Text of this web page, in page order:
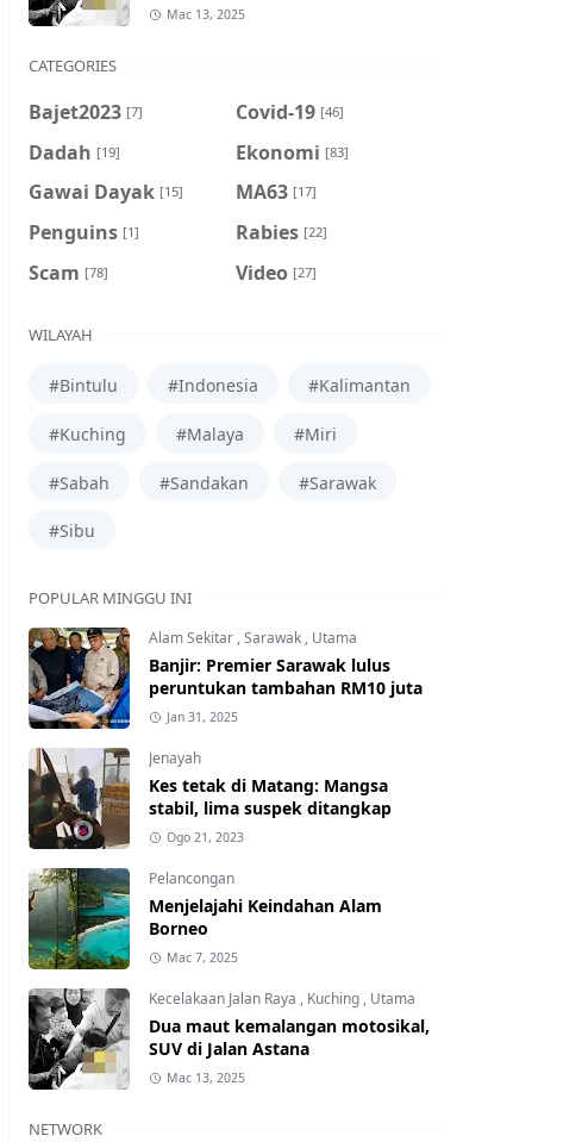
Mac 13, 2025
CATEGORIES
Bajet2023 [7] Covid-19 [46]
Dadah [19] Ekonomi [83]
Gawai Dayak [15] MA63 [17]
Penguins [1] Rabies [22]
Scam [78] Video [27]
WILAYAH
#Bintulu #Indonesia #Kalimantan
#Kuching #Malaya #Miri
#Sabah #Sandakan #Sarawak
#Sibu
POPULAR MINGGU INI
Alam Sekitar ,Sarawak , Utama
Banjir: Premier Sarawak lulus
peruntukan tambahan RM10 juta
Jan 31, 2025
Jenayah
Kes tetak di Matang: Mangsa
stabil, lima suspek ditangkap
Ogo 21, 2023
Pelancongan
Menjelajahi Keindahan Alam
Borneo
Mac 7, 2025
Kecelakaan Jalan Raya , Kuching , Utama
Dua maut kemalangan motosikal,
SUV di Jalan Astana
Mac 13, 2025
NETWORK